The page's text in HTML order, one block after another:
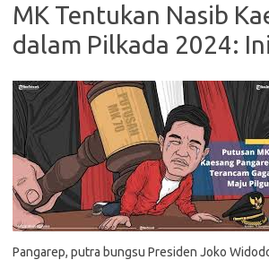
MK Tentukan Nasib
dalam Pilkada 2024:
Pangarep, putra bungsu Presiden Joko